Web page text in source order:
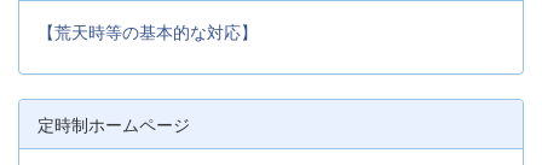
【荒天時等の基本的な対応】
定時制ホームページ